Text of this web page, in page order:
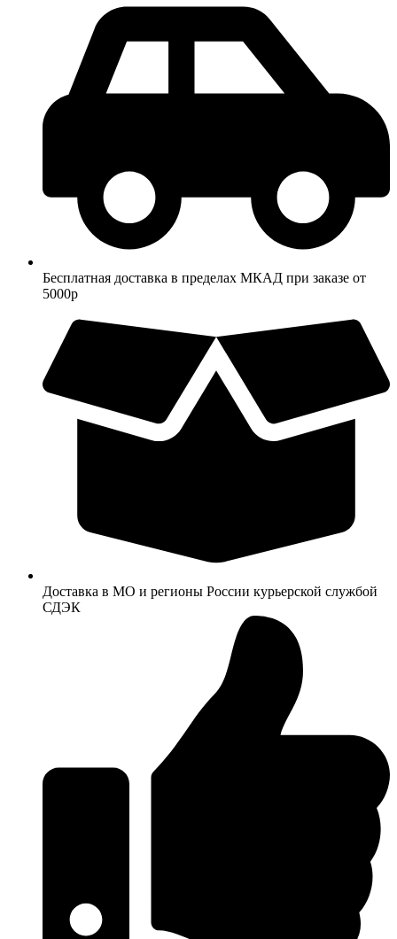
Бесплатная доставка в пределах МКАД при заказе от
5000р
Доставка в МО и регионы России курьерской службой
СДЭК